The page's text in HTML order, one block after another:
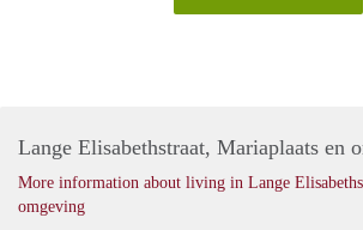
Lange Elisabethstraat, Mariaplaats en
More information about living in Lange
omgeving